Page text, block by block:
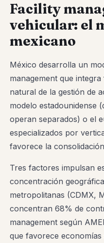
Facility
vehicular: el
mexicano
México desarrolla un
management que
natural de la gestión de
modelo estadounidense
operan separados) o el
especializados por
favorece la
Tres factores impulsan
concentración
metropolitanas (CDMX,
concentran 68% de
management según
que favorece economías